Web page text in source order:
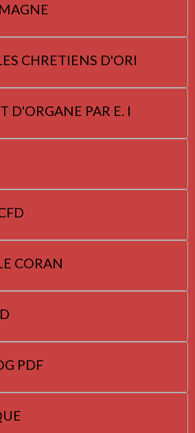
CHRETIENS D'ORI
D'ORGANE PAR E. I
CORAN
PDF